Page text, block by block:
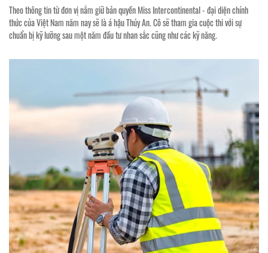
Theo thông tin từ đơn vị nắm giữ bản quyền Miss Intercontinental - đại diện chính
thức của Việt Nam năm nay sẽ là á hậu Thúy An. Cô sẽ tham gia cuộc thi với sự
chuẩn bị kỹ lưỡng sau một năm đầu tư nhan sắc cũng như các kỹ năng.